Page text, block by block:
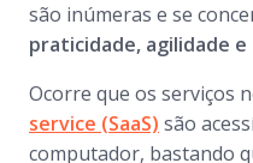
são inúmeras e se
praticidade, agilidade e
Ocorre que os serviços
service (SaaS) são
computador, bastando